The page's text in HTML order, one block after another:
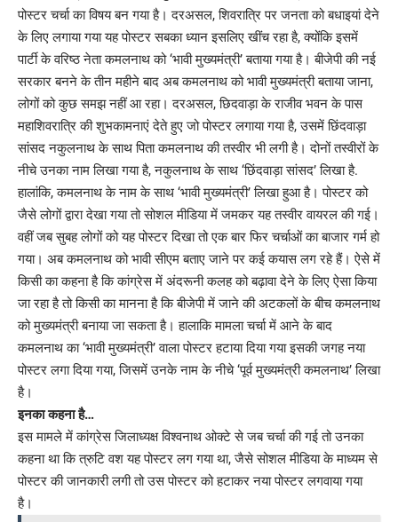
पोस्टर चर्चा का विषय बन गया है। दरअसल, शिवरात्रि पर जनता को बधाइयां देने
के लिए लगाया गया यह पोस्टर सबका ध्यान इसलिए खींच रहा है, क्योंकि इसमें
पार्टी के वरिष्ठ नेता कमलनाथ को ‘भावी मुख्यमंत्री’ बताया गया है। बीजेपी की नई
सरकार बनने के तीन महीने बाद अब कमलनाथ को भावी मुख्यमंत्री बताया जाना,
लोगों को कुछ समझ नहीं आ रहा। दरअसल, छिदवाड़ा के राजीव भवन के पास
महाशिवरात्रि की शुभकामनाएं देते हुए जो पोस्टर लगाया गया है, उसमें छिंदवाड़ा
सांसद नकुलनाथ के साथ पिता कमलनाथ की तस्वीर भी लगी है। दोनों तस्वीरों के
नीचे उनका नाम लिखा गया है, नकुलनाथ के साथ ‘छिंदवाड़ा सांसद’ लिखा है.
हालांकि, कमलनाथ के नाम के साथ ‘भावी मुख्यमंत्री’ लिखा हुआ है। पोस्टर को
जैसे लोगों द्वारा देखा गया तो सोशल मीडिया में जमकर यह तस्वीर वायरल की गई।
वहीं जब सुबह लोगों को यह पोस्टर दिखा तो एक बार फिर चर्चाओं का बाजार गर्म हो
गया। अब कमलनाथ को भावी सीएम बताए जाने पर कई कयास लग रहे हैं। ऐसे में
किसी का कहना है कि कांग्रेस में अंदरूनी कलह को बढ़ावा देने के लिए ऐसा किया
जा रहा है तो किसी का मानना है कि बीजेपी में जाने की अटकलों के बीच कमलनाथ
को मुख्यमंत्री बनाया जा सकता है। हालाकि मामला चर्चा में आने के बाद
कमलनाथ का ‘भावी मुख्यमंत्री’ वाला पोस्टर हटाया दिया गया इसकी जगह नया
पोस्टर लगा दिया गया, जिसमें उनके नाम के नीचे ‘पूर्व मुख्यमंत्री कमलनाथ’ लिखा
है।
इनका कहना है…
इस मामले में कांग्रेस जिलाध्यक्ष विश्वनाथ ओक्टे से जब चर्चा की गई तो उनका
कहना था कि त्रुटि वश यह पोस्टर लग गया था, जैसे सोशल मीडिया के माध्यम से
पोस्टर की जानकारी लगी तो उस पोस्टर को हटाकर नया पोस्टर लगवाया गया
है।